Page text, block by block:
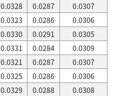
0.0328 0.0287
0.0307
0.0323 0.0286
0.0306
0.0330 0.0291
0.0305
0.0331 0.0284
0.0309
0.0321 0.0287
0.0307
0.0325 0.0286
0.0306
0.0329 0.0288
0.0308